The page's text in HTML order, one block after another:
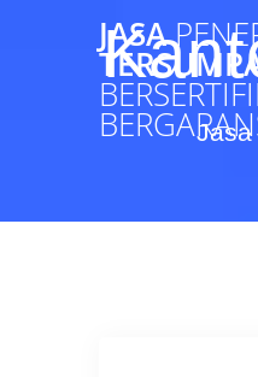
JASA
Jasa